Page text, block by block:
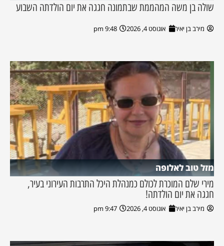
שולה בן משה המהממת שבתמונה חגגה את יום הולדתה השבוע
מירב בן יאיר אוגוסט 4, 2026 9:48 pm
מזל טוב לאלופה
מירי שלם המוכרת לכולם כמנהלת היכל התרבות העירוני בעיר,
חגגה את יום הולדתה!
מירב בן יאיר אוגוסט 4, 2026 9:47 pm